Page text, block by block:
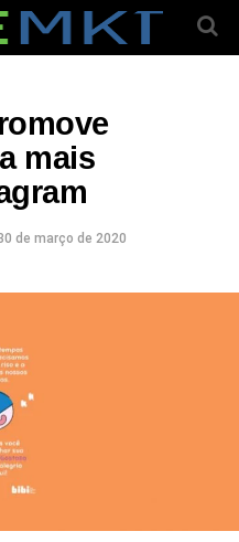
mais
de março de 2020